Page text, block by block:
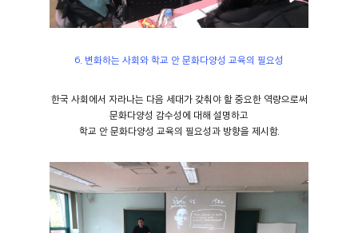
6. 변화하는 사회와 학교 안 문화다양성 교육의 필요성
한국 사회에서 자라나는 다음 세대가 갖춰야 할 중요한 역량으로써
문화다양성 감수성에 대해 설명하고
학교 안 문화다양성 교육의 필요성과 방향을 제시함.